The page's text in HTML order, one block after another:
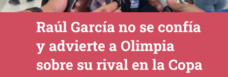
Raúl García no se confía
y advierte a Olimpia
sobre su rival en la Copa